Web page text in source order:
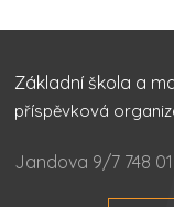
Základní škola a
příspěvková
Jandova 9/7 748